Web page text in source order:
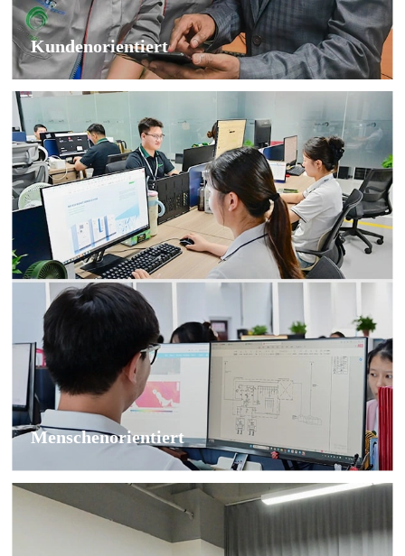
Kundenorientiert
Menschenorientiert